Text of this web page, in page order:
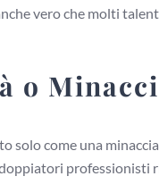
vero che molti
o
solo come una
professionisti